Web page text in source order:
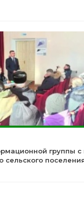
группы
сельского